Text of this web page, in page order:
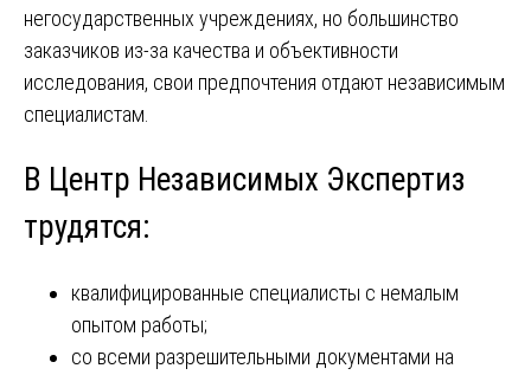
негосударственных учреждениях, но большинство
заказчиков из-за качества и объективности
исследования, свои предпочтения отдают независимым
специалистам.
В Центр Независимых Экспертиз
трудятся:
квалифицированные специалисты с немалым
опытом работы;
со всеми разрешительными документами на